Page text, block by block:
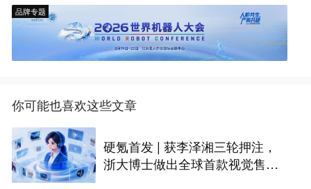
品牌专题
你可能也喜欢这些文章
硬氪首发 | 获李泽湘三轮押注，
浙大博士做出全球首款视觉售后